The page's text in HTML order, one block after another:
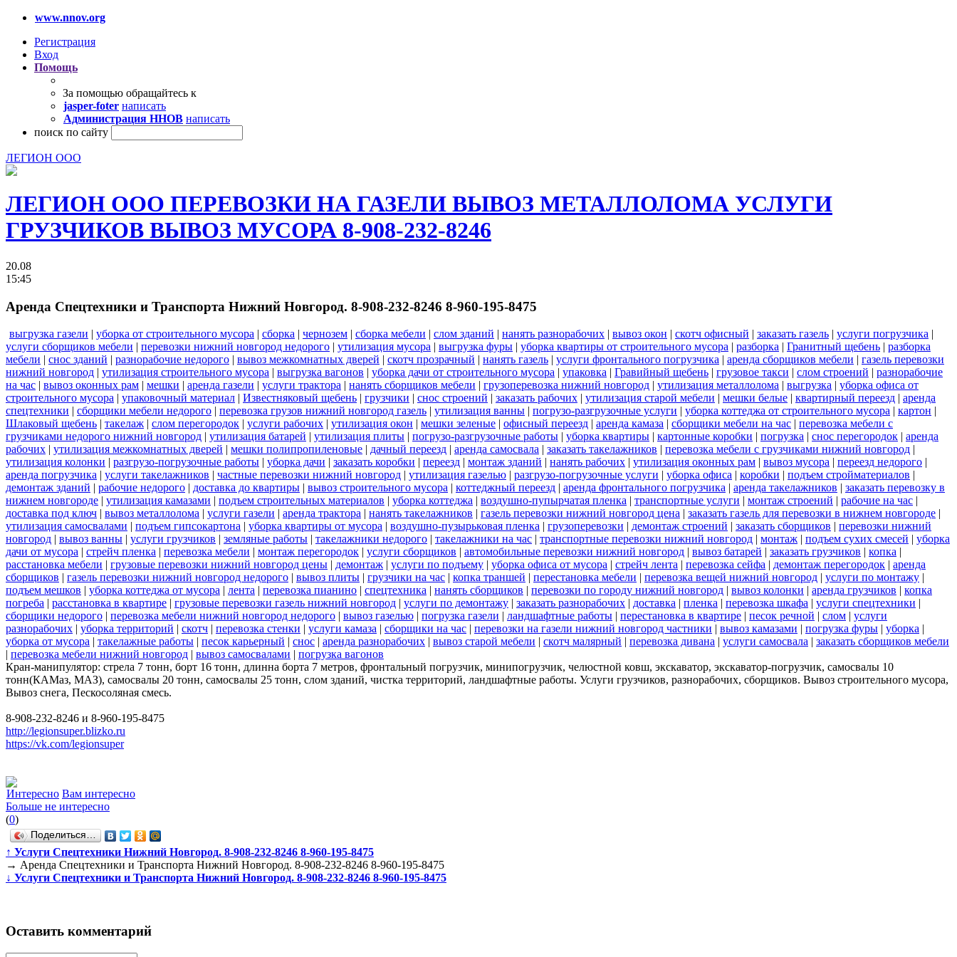
www.nnov.org
Регистрация
Вход
Помощь
За помощью обращайтесь к
jasper-foter написать
Администрация ННОВ написать
поиск по сайту
ЛЕГИОН ООО
ЛЕГИОН ООО ПЕРЕВОЗКИ НА ГАЗЕЛИ ВЫВОЗ МЕТАЛЛОЛОМА УСЛУГИ
ГРУЗЧИКОВ ВЫВОЗ МУСОРА 8-908-232-8246
20.08
15:45
Аренда Спецтехники и Транспорта Нижний Новгород. 8-908-232-8246 8-960-195-8475
выгрузка газели | уборка от строительного мусора | сборка | чернозем | сборка мебели | слом зданий | нанять разнорабочих | вывоз окон | скотч офисный | заказать газель | услуги погрузчика |
услуги сборщиков мебели | перевозки нижний новгород недорого | утилизация мусора | выгрузка фуры | уборка квартиры от строительного мусора | разборка | Гранитный щебень | разборка
мебели | снос зданий | разнорабочие недорого | вывоз межкомнатных дверей | скотч прозрачный | нанять газель | услуги фронтального погрузчика | аренда сборщиков мебели | газель перевозки
нижний новгород | утилизация строительного мусора | выгрузка вагонов | уборка дачи от строительного мусора | упаковка | Гравийный щебень | грузовое такси | слом строений | разнорабочие
на час | вывоз оконных рам | мешки | аренда газели | услуги трактора | нанять сборщиков мебели | грузоперевозка нижний новгород | утилизация металлолома | выгрузка | уборка офиса от
строительного мусора | упаковочный материал | Известняковый щебень | грузчики | снос строений | заказать рабочих | утилизация старой мебели | мешки белые | квартирный переезд | аренда
спецтехники | сборщики мебели недорого | перевозка грузов нижний новгород газель | утилизация ванны | погрузо-разгрузочные услуги | уборка коттеджа от строительного мусора | картон |
Шлаковый щебень | такелаж | слом перегородок | услуги рабочих | утилизация окон | мешки зеленые | офисный переезд | аренда камаза | сборщики мебели на час | перевозка мебели с
грузчиками недорого нижний новгород | утилизация батарей | утилизация плиты | погрузо-разгрузочные работы | уборка квартиры | картонные коробки | погрузка | снос перегородок | аренда
рабочих | утилизация межкомнатных дверей | мешки полипропиленовые | дачный переезд | аренда самосвала | заказать такелажников | перевозка мебели с грузчиками нижний новгород |
утилизация колонки | разгрузо-погрузочные работы | уборка дачи | заказать коробки | переезд | монтаж зданий | нанять рабочих | утилизация оконных рам | вывоз мусора | переезд недорого |
аренда погрузчика | услуги такелажников | частные перевозки нижний новгород | утилизация газелью | разгрузо-погрузочные услуги | уборка офиса | коробки | подъем стройматериалов |
демонтаж зданий | рабочие недорого | доставка до квартиры | вывоз строительного мусора | коттеджный переезд | аренда фронтального погрузчика | аренда такелажников | заказать перевозку в
нижнем новгороде | утилизация камазами | подъем строительных материалов | уборка коттеджа | воздушно-пупырчатая пленка | транспортные услуги | монтаж строений | рабочие на час |
доставка под ключ | вывоз металлолома | услуги газели | аренда трактора | нанять такелажников | газель перевозки нижний новгород цена | заказать газель для перевозки в нижнем новгороде |
утилизация самосвалами | подъем гипсокартона | уборка квартиры от мусора | воздушно-пузырьковая пленка | грузоперевозки | демонтаж строений | заказать сборщиков | перевозки нижний
новгород | вывоз ванны | услуги грузчиков | земляные работы | такелажники недорого | такелажники на час | транспортные перевозки нижний новгород | монтаж | подъем сухих смесей | уборка
дачи от мусора | стрейч пленка | перевозка мебели | монтаж перегородок | услуги сборщиков | автомобильные перевозки нижний новгород | вывоз батарей | заказать грузчиков | копка |
расстановка мебели | грузовые перевозки нижний новгород цены | демонтаж | услуги по подъему | уборка офиса от мусора | стрейч лента | перевозка сейфа | демонтаж перегородок | аренда
сборщиков | газель перевозки нижний новгород недорого | вывоз плиты | грузчики на час | копка траншей | перестановка мебели | перевозка вещей нижний новгород | услуги по монтажу |
подъем мешков | уборка коттеджа от мусора | лента | перевозка пианино | спецтехника | нанять сборщиков | перевозки по городу нижний новгород | вывоз колонки | аренда грузчиков | копка
погреба | расстановка в квартире | грузовые перевозки газель нижний новгород | услуги по демонтажу | заказать разнорабочих | доставка | пленка | перевозка шкафа | услуги спецтехники |
сборщики недорого | перевозка мебели нижний новгород недорого | вывоз газелью | погрузка газели | ландшафтные работы | перестановка в квартире | песок речной | слом | услуги
разнорабочих | уборка территорий | скотч | перевозка стенки | услуги камаза | сборщики на час | перевозки на газели нижний новгород частники | вывоз камазами | погрузка фуры | уборка |
уборка от мусора | такелажные работы | песок карьерный | снос | аренда разнорабочих | вывоз старой мебели | скотч малярный | перевозка дивана | услуги самосвала | заказать сборщиков мебели
| перевозка мебели нижний новгород | вывоз самосвалами | погрузка вагонов
Кран-манипулятор: стрела 7 тонн, борт 16 тонн, длинна борта 7 метров, фронтальный погрузчик, минипогрузчик, челюстной ковш, экскаватор, экскаватор-погрузчик, самосвалы 10
тонн(КАМаз, МАЗ), самосвалы 20 тонн, самосвалы 25 тонн, слом зданий, чистка территорий, ландшафтные работы. Услуги грузчиков, разнорабочих, сборщиков. Вывоз строительного мусора,
Вывоз снега, Пескосоляная смесь.
8-908-232-8246 и 8-960-195-8475
http://legionsuper.blizko.ru
https://vk.com/legionsuper
Интересно Вам интересно
Больше не интересно
(0)
Поделиться…
↑ Услуги Спецтехники Нижний Новгород. 8-908-232-8246 8-960-195-8475
→ Аренда Спецтехники и Транспорта Нижний Новгород. 8-908-232-8246 8-960-195-8475
↓ Услуги Спецтехники и Транспорта Нижний Новгород. 8-908-232-8246 8-960-195-8475
Оставить комментарий